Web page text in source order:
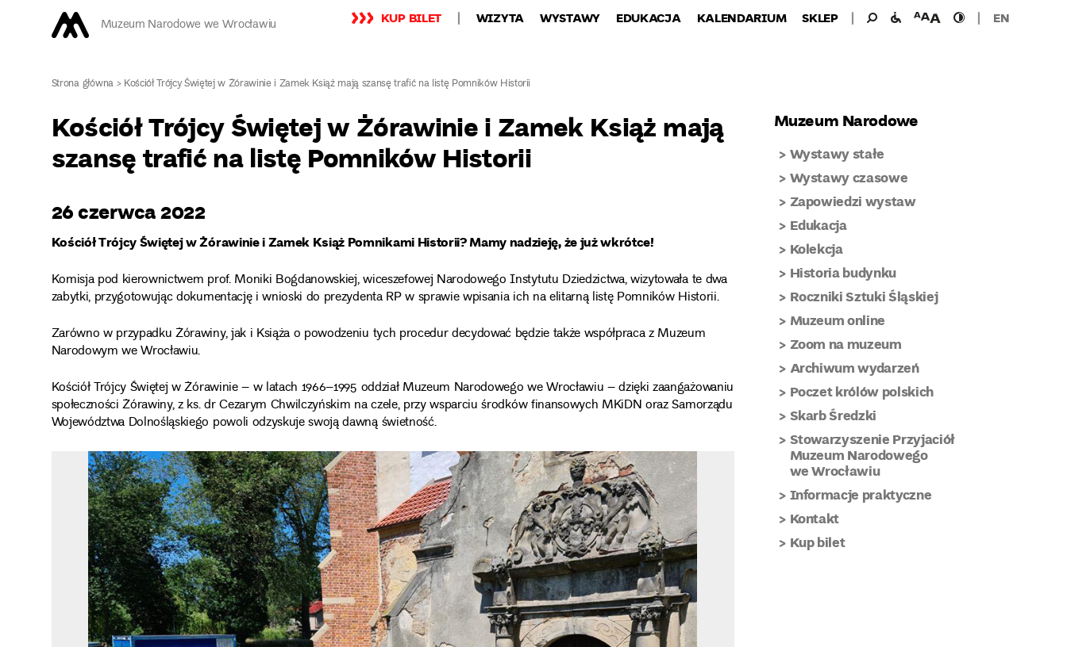
Muzeum Narodowe we Wrocławiu KUP BILET WIZYTA WYSTAWY EDUKACJA KALENDARIUM SKLEP Wyszukaj
Wyszukiwanie
dla:
udogodnieniawielkość
czcionki
wysoki
kontrast
EN
Strona główna>Kościół Trójcy Świętej w Żórawinie i Zamek Książ mają szansę trafić na listę Pomników Historii
Kościół Trójcy Świętej w Żórawinie i Zamek Książ mają
szansę trafić na listę Pomników Historii
26 czerwca 2022
Kościół Trójcy Świętej w Żórawinie i Zamek Książ Pomnikami Historii? Mamy nadzieję, że już wkrótce!
Komisja pod kierownictwem prof. Moniki Bogdanowskiej, wiceszefowej Narodowego Instytutu Dziedzictwa, wizytowała te dwa
zabytki, przygotowując dokumentację i wnioski do prezydenta RP w sprawie wpisania ich na elitarną listę Pomników Historii.
Zarówno w przypadku Żórawiny, jak i Książa o powodzeniu tych procedur decydować będzie także współpraca z Muzeum
Narodowym we Wrocławiu.
Kościół Trójcy Świętej w Żórawinie – w latach 1966–1995 oddział Muzeum Narodowego we Wrocławiu – dzięki zaangażowaniu
społeczności Żórawiny, z ks. dr Cezarym Chwilczyńskim na czele, przy wsparciu środków finansowych MKiDN oraz Samorządu
Województwa Dolnośląskiego powoli odzyskuje swoją dawną świetność.
Muzeum Narodowe
Wystawy stałe
Wystawy czasowe
Zapowiedzi wystaw
Edukacja
Kolekcja
Historia budynku
Roczniki Sztuki Śląskiej
Muzeum online
Zoom na muzeum
Archiwum wydarzeń
Poczet królów polskich
Skarb Średzki
Stowarzyszenie Przyjaciół
Muzeum Narodowego
we Wrocławiu
Informacje praktyczne
Kontakt
Kup bilet